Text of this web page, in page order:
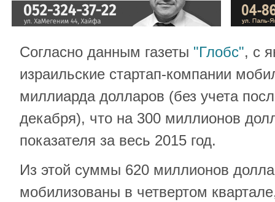
Согласно данным газеты "Глобс", с
израильские стартап-компании
миллиарда долларов (без учета
декабря), что на 300 миллионов
показателя за весь 2015 год.
Из этой суммы 620 миллионов
мобилизованы в четвертом